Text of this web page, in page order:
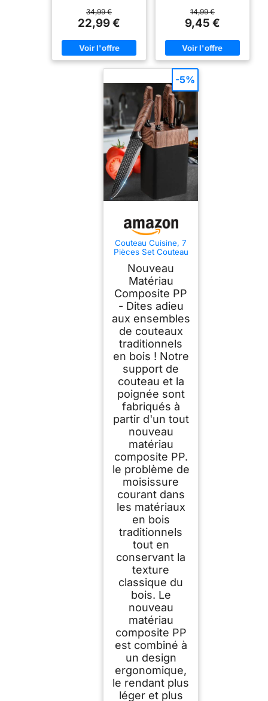
34,99 €
22,99 €
14,99 €
9,45 €
Couteau Cuisine, 7
Pièces Set Couteau
avec Bloc, Lames
en Acier Iinoxydable
de Haute Qualité et
Manches
Ergonomiques, Set
de Couteaux de
Cuisine pour Usage
Domicile（Non-
bois）
Nouveau
Matériau
Composite PP
- Dites adieu
aux ensembles
de couteaux
traditionnels
en bois ! Notre
support de
couteau et la
poignée sont
fabriqués à
partir d'un tout
nouveau
matériau
composite PP.
le problème de
moisissure
courant dans
les matériaux
en bois
traditionnels
tout en
conservant la
texture
classique du
bois. Le
nouveau
matériau
composite PP
est combiné à
un design
ergonomique,
le rendant plus
léger et plus
-5%